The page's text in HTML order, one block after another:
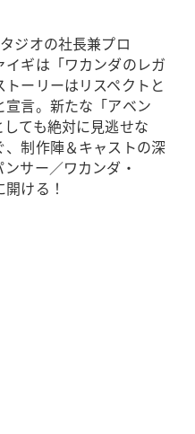
ジオの社長兼プロ
ギは「ワカンダのレガ
ーリーはリスペクトと
言。新たな「アベン
ても絶対に見逃せな
制作陣＆キャストの深
サー／ワカンダ・
ける！